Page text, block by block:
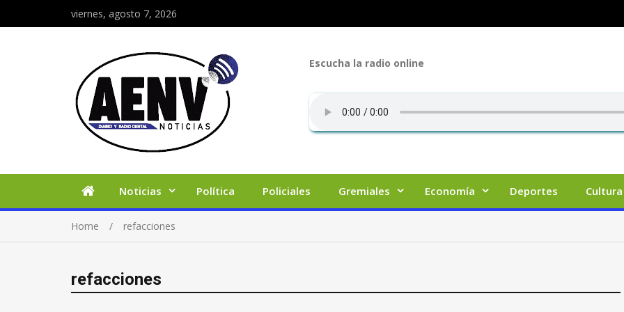
viernes, agosto 7, 2026
Escucha la radio online
Noticias Política Policiales Gremiales Economía Deportes Cultura
Home refacciones
refacciones